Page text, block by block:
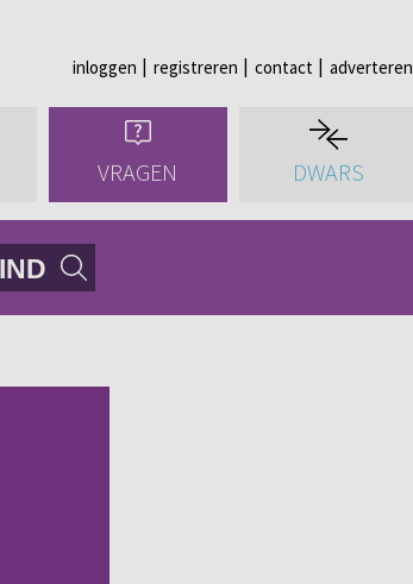
inloggen registreren contact adverteren
VRAGEN DWARS